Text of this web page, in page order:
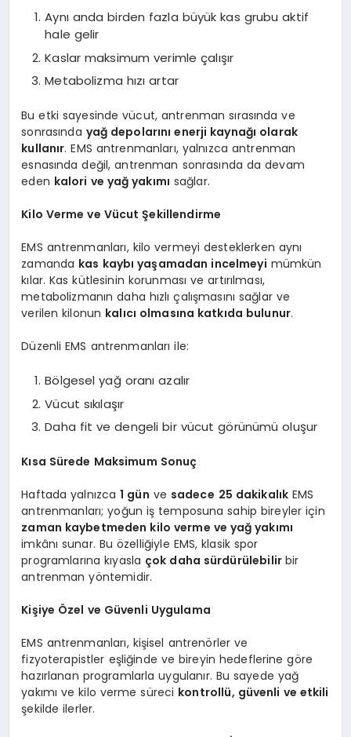
Aynı anda birden fazla büyük kas grubu aktif
hale gelir
Kaslar maksimum verimle çalışır
Metabolizma hızı artar
Bu etki sayesinde vücut, antrenman sırasında ve
sonrasında yağ depolarını enerji kaynağı olarak
kullanır. EMS antrenmanları, yalnızca antrenman
esnasında değil, antrenman sonrasında da devam
eden kalori ve yağ yakımı sağlar.
Kilo Verme ve Vücut Şekillendirme
EMS antrenmanları, kilo vermeyi desteklerken aynı
zamanda kas kaybı yaşamadan incelmeyi mümkün
kılar. Kas kütlesinin korunması ve artırılması,
metabolizmanın daha hızlı çalışmasını sağlar ve
verilen kilonun kalıcı olmasına katkıda bulunur.
Düzenli EMS antrenmanları ile:
Bölgesel yağ oranı azalır
Vücut sıkılaşır
Daha fit ve dengeli bir vücut görünümü oluşur
Kısa Sürede Maksimum Sonuç
Haftada yalnızca1 gün ve sadece 25 dakikalık EMS
antrenmanları; yoğun iş temposuna sahip bireyler için
zaman kaybetmeden kilo verme ve yağ yakımı
imkânı sunar. Bu özelliğiyle EMS, klasik spor
programlarına kıyasla çok daha sürdürülebilir bir
antrenman yöntemidir.
Kişiye Özel ve Güvenli Uygulama
EMS antrenmanları, kişisel antrenörler ve
fizyoterapistler eşliğinde ve bireyin hedeflerine göre
hazırlanan programlarla uygulanır. Bu sayede yağ
yakımı ve kilo verme süreci kontrollü, güvenli ve etkili
şekilde ilerler.